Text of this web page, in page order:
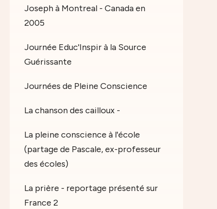
Joseph à Montreal - Canada en
2005
Journée Educ'Inspir à la Source
Guérissante
Journées de Pleine Conscience
La chanson des cailloux -
La pleine conscience à l'école
(partage de Pascale, ex-professeur
des écoles)
La prière - reportage présenté sur
France 2